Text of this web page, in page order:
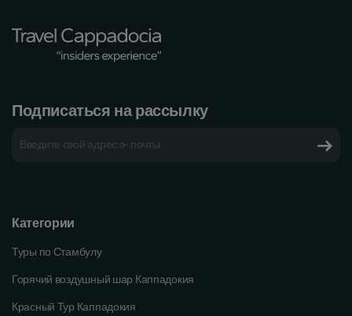
Подписаться на рассылку
Категории
Туры по Стамбулу
Горячий воздушный шар Каппадокия
Красный Тур Каппадокия